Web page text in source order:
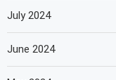
July 2024
June 2024